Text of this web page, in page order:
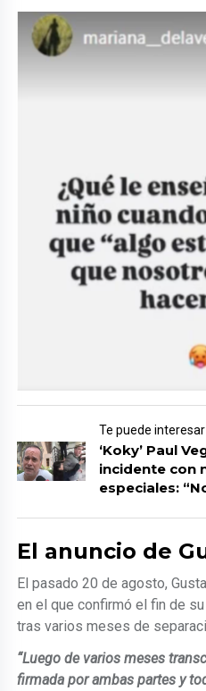
Te puede interesar
‘Koky’ Paul
incidente con
especiales:
El anuncio de
El pasado 20 de agosto,
en el que confirmó el fin de
tras varios meses de
“Luego de varios meses
firmada por ambas partes y